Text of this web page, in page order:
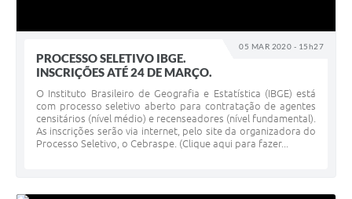
05 MAR 2020 - 15h27
PROCESSO SELETIVO IBGE.
INSCRIÇÕES ATÉ 24 DE MARÇO.
O Instituto Brasileiro de Geografia e Estatística (IBGE) está
com processo seletivo aberto para contratação de agentes
censitários (nível médio) e recenseadores (nível fundamental).
As inscrições serão via internet, pelo site da organizadora do
Processo Seletivo, o Cebraspe. (Clique aqui para fazer...